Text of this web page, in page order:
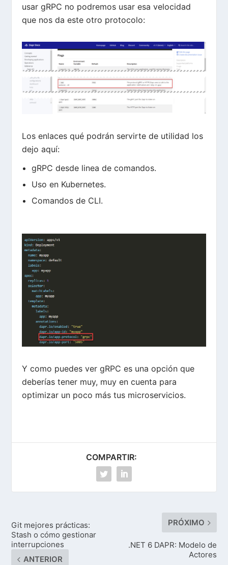
usar gRPC no podremos usar esa velocidad
que nos da este otro protocolo:
Los enlaces qué podrán servirte de utilidad los
dejo aquí:
gRPC desde linea de comandos.
Uso en Kubernetes.
Comandos de CLI.
Y como puedes ver gRPC es una opción que
deberías tener muy, muy en cuenta para
optimizar un poco más tus microservicios.
COMPARTIR:
Git mejores prácticas:
Stash o cómo gestionar
interrupciones
ANTERIOR
PRÓXIMO
.NET 6 DAPR: Modelo de
Actores